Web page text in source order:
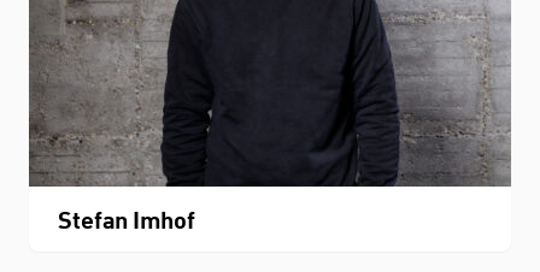
Stefan Imhof